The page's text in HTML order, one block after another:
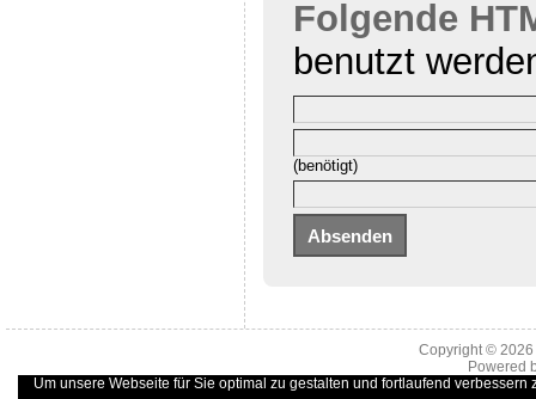
Folgende
benutzt
(benötigt)
Copyright ©
Powered
Um unsere Webseite für Sie optimal zu gestalten und fortlaufend